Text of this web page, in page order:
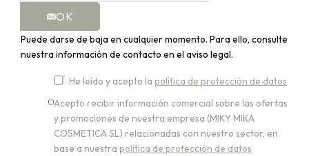
OK
Puede darse de baja en cualquier momento. Para ello, consulte
nuestra información de contacto en el aviso legal.
He leído y acepto la política de protección de datos
Acepto recibir información comercial sobre las ofertas
y promociones de nuestra empresa (MIKY MIKA
COSMETICA SL) relacionadas con nuestro sector, en
base a nuestrapolítica de protección de datos